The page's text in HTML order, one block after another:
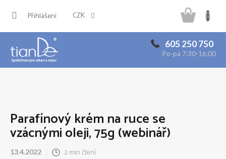
CZK
Přihlášení
605 250 750
Po-pá 7:30-16:00
košík
Parafínový krém na ruce se
vzácnými oleji, 75g (webinář)
13.4.2022 2 min čtení